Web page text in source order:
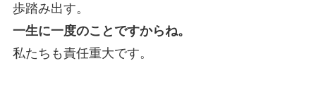
歩踏み出す。
一生に一度のことですからね。
私たちも責任重大です。